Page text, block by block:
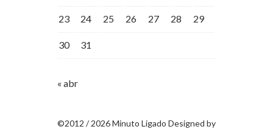
23 24 25 26 27 28 29
30 31
« abr
©2012 / 2026 Minuto Ligado Designed by